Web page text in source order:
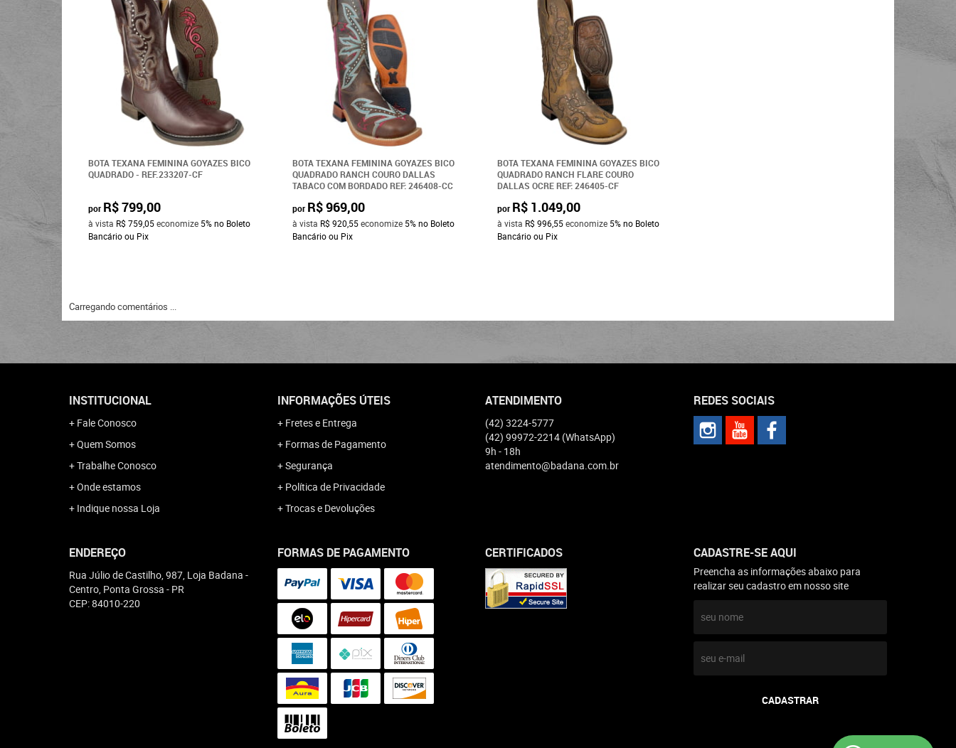
BOTA TEXANA FEMININA GOYAZES BICO
QUADRADO - REF.233207-CF
por R$ 799,00
à vista R$ 759,05economize 5% no Boleto
Bancário ou Pix
BOTA TEXANA FEMININA GOYAZES BICO
QUADRADO RANCH COURO DALLAS
TABACO COM BORDADO REF: 246408-CC
por R$ 969,00
à vista R$ 920,55economize 5%no Boleto
Bancário ou Pix
BOTA TEXANA FEMININA GOYAZES BICO
QUADRADO RANCH FLARE COURO
DALLAS OCRE REF: 246405-CF
por R$ 1.049,00
à vista R$ 996,55economize 5% no Boleto
Bancário ou Pix
Carregando comentários ...
INSTITUCIONAL
Fale Conosco
Quem Somos
Trabalhe Conosco
Onde estamos
Indique nossa Loja
INFORMAÇÕES ÚTEIS
Fretes e Entrega
Formas de Pagamento
Segurança
Política de Privacidade
Trocas e Devoluções
ATENDIMENTO
(42) 3224-5777
(42) 99972-2214 (WhatsApp)
9h - 18h
atendimento@badana.com.br
REDES SOCIAIS
ENDEREÇO
Rua Júlio de Castilho, 987, Loja Badana -
Centro, Ponta Grossa - PR
CEP: 84010-220
FORMAS DE PAGAMENTO CERTIFICADOS CADASTRE-SE AQUI
Preencha as informações abaixo para
realizar seu cadastro em nosso site
CADASTRAR